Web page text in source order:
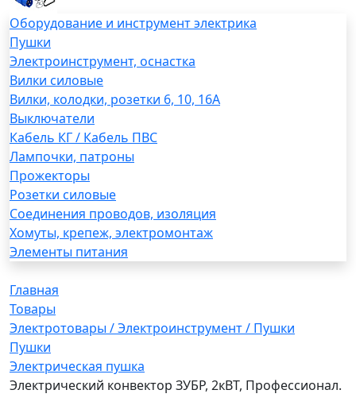
Оборудование и инструмент электрика
Пушки
Электроинструмент, оснастка
Вилки силовые
Вилки, колодки, розетки 6, 10, 16А
Выключатели
Кабель КГ / Кабель ПВС
Лампочки, патроны
Прожекторы
Розетки силовые
Соединения проводов, изоляция
Хомуты, крепеж, электромонтаж
Элементы питания
Главная
Товары
Электротовары / Электроинструмент / Пушки
Пушки
Электрическая пушка
Электрический конвектор ЗУБР, 2кВТ, Профессионал.